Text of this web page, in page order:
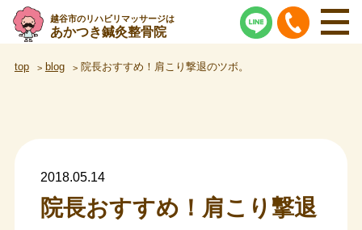
越谷市のリハビリマッサージは
あかつき鍼灸整骨院
top blog 院長おすすめ！肩こり撃退のツボ。
2018.05.14
院長おすすめ！肩こり撃退